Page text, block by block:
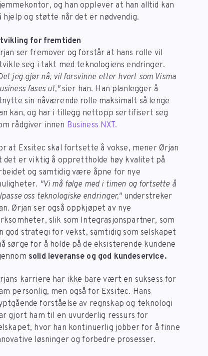
og han opplever at han alltid kan
hjelp og støtte når det er nødvendig.
for fremtiden
ser fremover og forstår at hans rolle vil
seg i takt med teknologiens endringer.
jeg gjør nå, vil forsvinne etter hvert som Visma
fases ut,"sier han. Han planlegger å
sin nåværende rolle maksimalt så lenge
kan, og har i tillegg nettopp sertifisert seg
rådgiver innen Business NXT.
at Exsitec skal fortsette å vokse, mener Ørjan
det er viktig å opprettholde høy kvalitet på
og samtidig være åpne for nye
"Vi må følge med i timen og fortsette å
oss teknologiske endringer,"understreker
Ørjan ser også oppkjøpet av nye
slik som Integrasjonspartner, som
god strategi for vekst, samtidig som selskapet
sørge for å holde på de eksisterende kundene
solid leveranse og god kundeservice.
karriere har ikke bare vært en suksess for
personlig, men også for Exsitec. Hans
forståelse av regnskap og teknologi
gjort ham til en uvurderlig ressurs for
hvor han kontinuerlig jobber for å finne
løsninger og forbedre prosesser.